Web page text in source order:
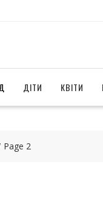
ДІТИ КВІТИ
Page 2